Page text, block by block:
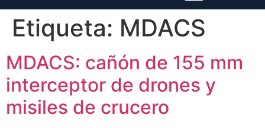
Etiqueta: MDACS
MDACS: cañón de 155 mm
interceptor de drones y
misiles de crucero